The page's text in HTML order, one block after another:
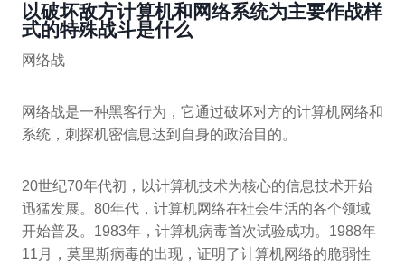
以破坏敌方计算机和网络系统为主要作战样
式的特殊战斗是什么
网络战
网络战是一种黑客行为，它通过破坏对方的计算机网络和
系统，刺探机密信息达到自身的政治目的。
20世纪70年代初，以计算机技术为核心的信息技术开始
迅猛发展。80年代，计算机网络在社会生活的各个领域
开始普及。1983年，计算机病毒首次试验成功。1988年
11月，莫里斯病毒的出现，证明了计算机网络的脆弱性